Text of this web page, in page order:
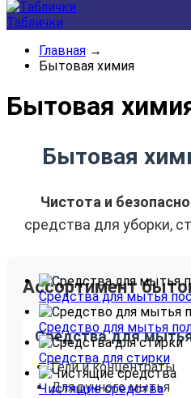
Таблички
Главная →
Бытовая химия
Бытовая
Бытовая
Чистота и
средства для уборки,
Ассортимент
Средства для
Гели и концентраты
Для ручного мытья
Средства для мытья
Средство для мытья
Средства для стирки
Чистящие средства